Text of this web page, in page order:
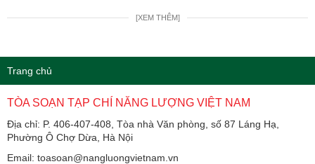
[XEM THÊM]
Trang chủ
TÒA SOẠN TẠP CHÍ NĂNG LƯỢNG VIỆT NAM
Địa chỉ: P. 406-407-408, Tòa nhà Văn phòng, số 87 Láng Hạ,
Phường Ô Chợ Dừa, Hà Nội
Email: toasoan@nangluongvietnam.vn